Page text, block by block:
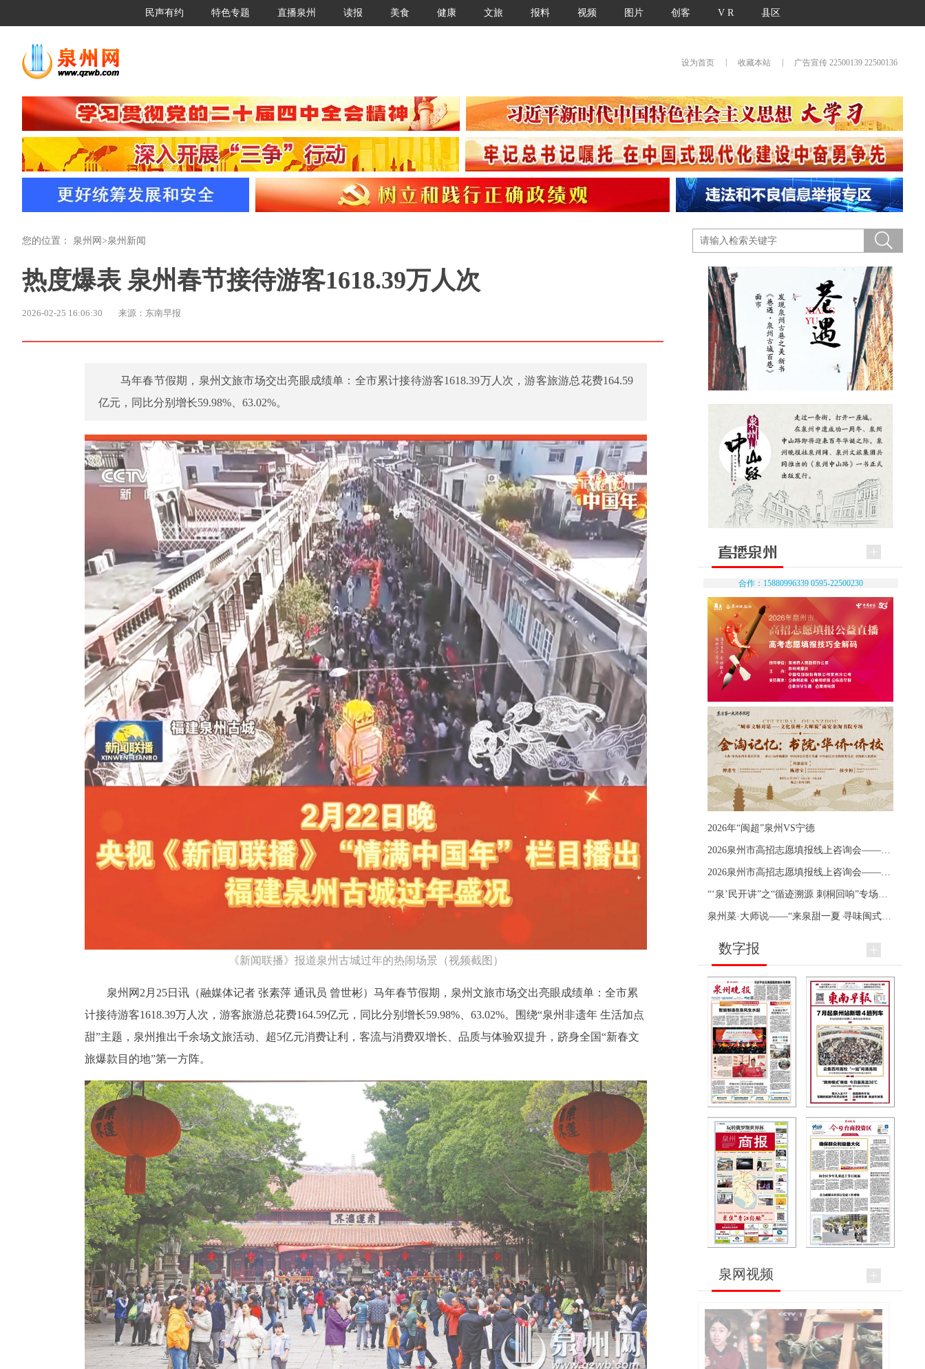
民声有约 特色专题 直播泉州 读报 美食 健康 文旅 报料 视频 图片 创客 V R 县区
设为首页 收藏本站 广告宣传 22500139 22500136
您的位置： 泉州网 >泉州新闻
热度爆表 泉州春节接待游客1618.39万人次
2026-02-25 16:06:30 来源：东南早报
马年春节假期，泉州文旅市场交出亮眼成绩单：全市累计接待游客1618.39万人次，游客旅游总花费164.59
亿元，同比分别增长59.98%、63.02%。
《新闻联播》报道泉州古城过年的热闹场景（视频截图）
泉州网2月25日讯 （融媒体记者 张素萍 通讯员 曾世彬） 马年春节假期，泉州文旅市场交出亮眼成绩单：全市累
计接待游客1618.39万人次，游客旅游总花费164.59亿元，同比分别增长59.98%、63.02%。围绕“泉州非遗年 生活加点
甜”主题，泉州推出千余场文旅活动、超5亿元消费让利，客流与消费双增长、品质与体验双提升，跻身全国“新春文
旅爆款目的地”第一方阵。
合作：15880996339 0595-22500230
2026年“闽超”泉州VS宁德
数字报
泉网视频